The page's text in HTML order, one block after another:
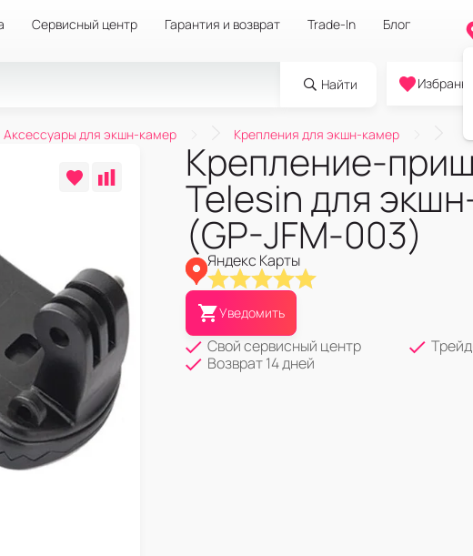
Сервисный центр Гарантия и возврат Trade-In Блог
Найти
Аксессуары для экшн-камер Крепления для экшн-камер
Крепление-
Telesin для
(GP-JFM-003)
Яндекс Карты
Уведомить
Свой сервисный центр
Возврат 14 дней